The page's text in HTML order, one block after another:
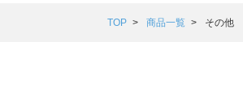
Samansa Mos2 Lagom（サマ
TOP 商品一覧 その他